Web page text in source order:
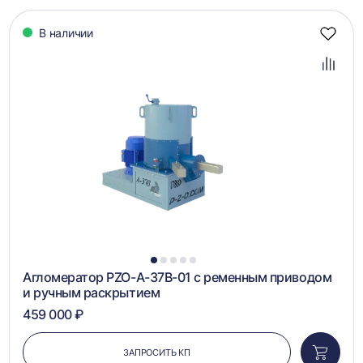
В наличии
1 2 3 4 5
Агломератор PZO-А-37B-01 с ременным приводом
и ручным раскрытием
459 000 ₽
ЗАПРОСИТЬ КП